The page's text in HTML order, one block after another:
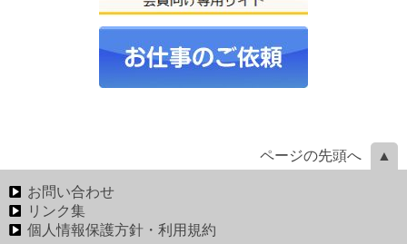
ページの先頭へ
お問い合わせ
リンク集
個人情報保護方針・利用規約